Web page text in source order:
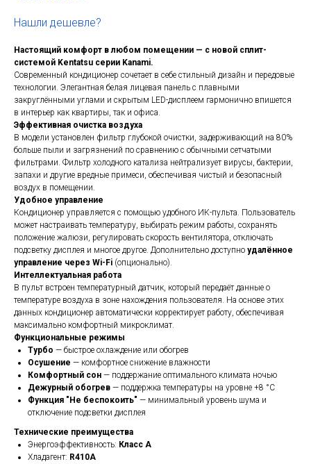
Нашли дешевле?
Настоящий комфорт в любом помещении — с новой сплит-
системой Kentatsu серии Kanami.
Современный кондиционер сочетает в себе стильный дизайн и передовые
технологии. Элегантная белая лицевая панель с плавными
закруглёнными углами и скрытым LED-дисплеем гармонично впишется
в интерьер как квартиры, так и офиса.
Эффективная очистка воздуха
В модели установлен фильтр глубокой очистки, задерживающий на 80%
больше пыли и загрязнений по сравнению с обычными сетчатыми
фильтрами. Фильтр холодного катализа нейтрализует вирусы, бактерии,
запахи и другие вредные примеси, обеспечивая чистый и безопасный
воздух в помещении.
Удобное управление
Кондиционер управляется с помощью удобного ИК-пульта. Пользователь
может настраивать температуру, выбирать режим работы, сохранять
положение жалюзи, регулировать скорость вентилятора, отключать
подсветку дисплея и многое другое. Дополнительно доступно удалённое
управление через Wi-Fi (опционально).
Интеллектуальная работа
В пульт встроен температурный датчик, который передаёт данные о
температуре воздуха в зоне нахождения пользователя. На основе этих
данных кондиционер автоматически корректирует работу, обеспечивая
максимально комфортный микроклимат.
Функциональные режимы
Турбо — быстрое охлаждение или обогрев
Осушение — комфортное снижение влажности
Комфортный сон — поддержание оптимального климата ночью
Дежурный обогрев — поддержка температуры на уровне +8 °C
Функция "Не беспокоить" — минимальный уровень шума и
отключение подсветки дисплея
Технические преимущества
Энергоэффективность: Класс A
Хладагент: R410A